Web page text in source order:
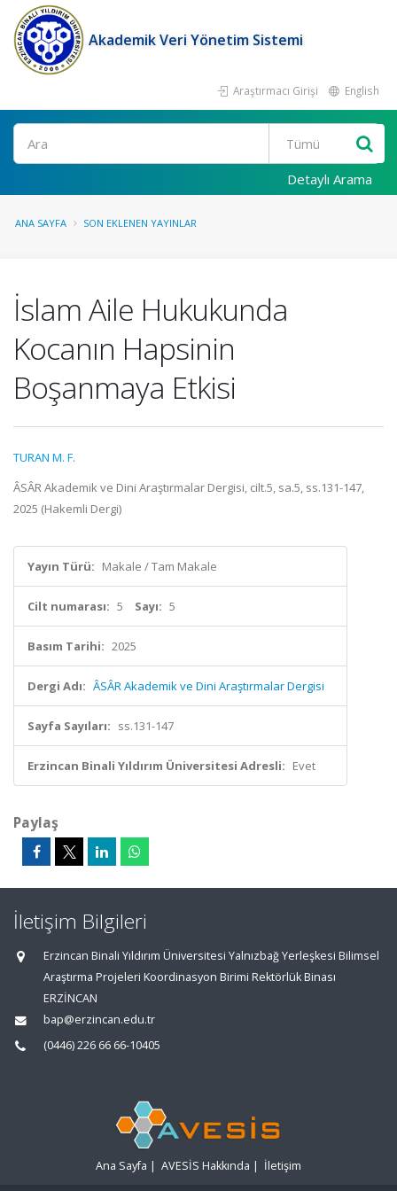
Akademik Veri Yönetim Sistemi
Araştırmacı Girişi English
Ara
Detaylı Arama
ANA SAYFA SON EKLENEN YAYINLAR
İslam Aile Hukukunda
Kocanın Hapsinin
Boşanmaya Etkisi
TURAN M. F.
ÂSÂR Akademik ve Dini Araştırmalar Dergisi, cilt.5, sa.5, ss.131-147,
2025 (Hakemli Dergi)
Yayın Türü: Makale / Tam Makale
Cilt numarası: 5 Sayı: 5
Basım Tarihi: 2025
Dergi Adı: ÂSÂR Akademik ve Dini Araştırmalar Dergisi
Sayfa Sayıları: ss.131-147
Erzincan Binali Yıldırım Üniversitesi Adresli: Evet
Paylaş
İletişim Bilgileri
Erzincan Binali Yıldırım Üniversitesi Yalnızbağ Yerleşkesi Bilimsel
Araştırma Projeleri Koordinasyon Birimi Rektörlük Binası
ERZİNCAN
bap@erzincan.edu.tr
(0446) 226 66 66-10405
Ana Sayfa | AVESİS Hakkında | İletişim